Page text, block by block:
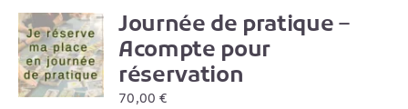
Journée de pratique –
Acompte pour
réservation
70,00€